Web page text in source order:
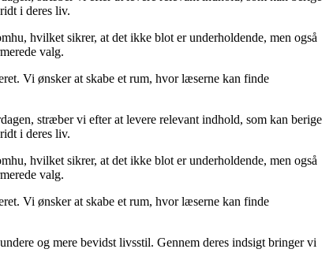
i deres liv.
hvilket sikrer, at det ikke blot er underholdende, men også
valg.
Vi ønsker at skabe et rum, hvor læserne kan finde
stræber vi efter at levere relevant indhold, som kan berige
i deres liv.
hvilket sikrer, at det ikke blot er underholdende, men også
valg.
Vi ønsker at skabe et rum, hvor læserne kan finde
og mere bevidst livsstil. Gennem deres indsigt bringer vi